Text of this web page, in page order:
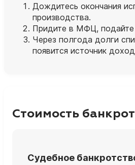
Дождитесь окончания
производства.
Придите в МФЦ, подайте
Через полгода долги
появится источник
Стоимость
Судебное